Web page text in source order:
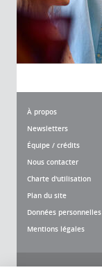
À propos
Newsletters
Équipe / crédits
Nous contacter
Charte d'utilisation
Plan du site
Données personnelles
Mentions légales